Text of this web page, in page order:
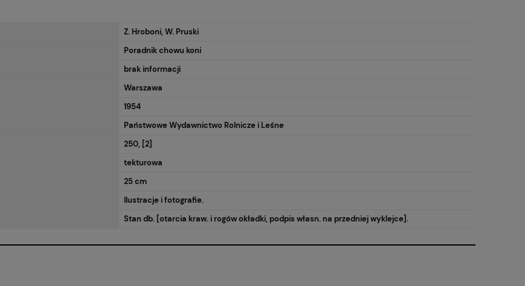
Z. Hroboni, W. Pruski
Poradnik chowu koni
brak informacji
Warszawa
1954
Państwowe Wydawnictwo Rolnicze i Leśne
250, [2]
tekturowa
25 cm
Ilustracje i fotografie.
Stan db. [otarcia kraw. i rogów okładki, podpis własn. na przedniej wyklejce].